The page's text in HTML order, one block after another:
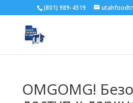
(801) 989-4519
OMGOMG!